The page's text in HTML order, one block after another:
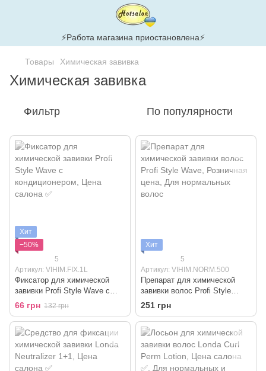
⚡Работа магазина приостановлена⚡
Товары Химическая завивка
Химическая завивка
Фильтр По популярности
Хит
−50%
5
Артикул: VIHIM.FIX.1L
Фиксатор для химической
завивки Profi Style Wave с
кондиционером
66 грн 132 грн
Хит
5
Артикул: VIHIM.NORM.500
Препарат для химической
завивки волос Profi Style
Wave
251 грн